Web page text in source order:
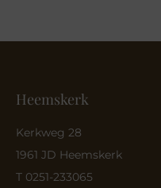
Heemskerk
Kerkweg 28
1961 JD Heemskerk
T 0251-233065